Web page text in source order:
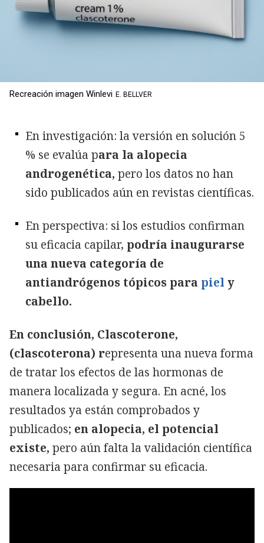
Recreación imagen Winlevi E. BELLVER
En investigación: la versión en solución 5
% se evalúa para la alopecia
androgenética, pero los datos no han
sido publicados aún en revistas científicas.
En perspectiva: si los estudios confirman
su eficacia capilar, podría inaugurarse
una nueva categoría de
antiandrógenos tópicos para piel y
cabello.
En conclusión, Clascoterone,
(clascoterona) representa una nueva forma
de tratar los efectos de las hormonas de
manera localizada y segura. En acné, los
resultados ya están comprobados y
publicados; en alopecia, el potencial
existe, pero aún falta la validación científica
necesaria para confirmar su eficacia.